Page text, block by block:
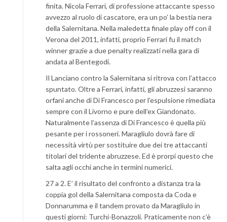
finita. Nicola Ferrari, di professione attaccante spesso
avvezzo al ruolo di cascatore, era un po’ la bestia nera
della Salernitana. Nella maledetta finale play off con il
Verona del 2011, infatti, proprio Ferrari fu il match
winner grazie a due penalty realizzati nella gara di
andata al Bentegodi.
Il Lanciano contro la Salernitana si ritrova con l’attacco
spuntato. Oltre a Ferrari, infatti, gli abruzzesi saranno
orfani anche di Di Francesco per l’espulsione rimediata
sempre con il Livorno e pure dell’ex Giandonato.
Naturalmente l’assenza di Di Francesco è quella più
pesante per i rossoneri. Maragliulo dovrà fare di
necessità virtù per sostituire due dei tre attaccanti
titolari del tridente abruzzese. Ed è prorpi questo che
salta agli occhi anche in termini numerici.
27 a 2. E’ il risultato del confronto a distanza tra la
coppia gol della Salernitana composta da Coda e
Donnarumma e il tandem provato da Maragliulo in
questi giorni: Turchi-Bonazzoli. Praticamente non c’è